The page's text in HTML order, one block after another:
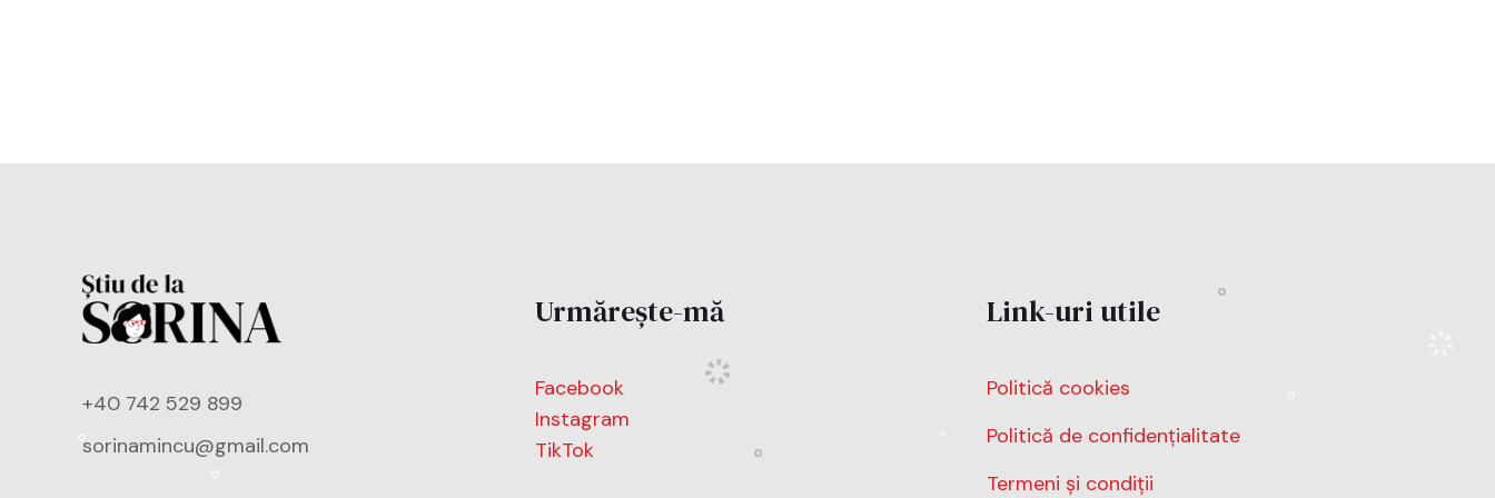
+40 742 529 899
sorinamincu@gmail.com
Urmărește-mă
Facebook
Instagram
TikTok
Link-uri utile
Politică cookies
Politică de confidențialitate
Termeni și condiții